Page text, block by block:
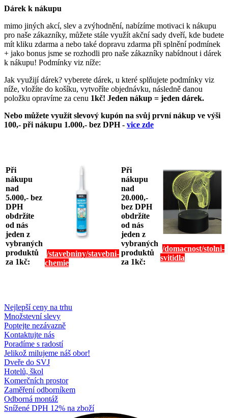
Dárek k nákupu
mimo jiných akcí, slev a zvýhodnění, nabízíme motivaci k nákupu
pro naše zákazníky, můžete stále využít akční sady dveří, kde budete
mít kliku zdarma a nebo také dopravu zdarma při splnění podmínek
+ jako bonus jsme se rozhodli pro naše zákazníky nabídnout i dárek
k nákupu! Podmínky viz níže:
Jak využijí dárek? vyberete dárek, u které splňujete podmínky viz
níže, vložíte do košíku, vytvoříte objednávku, následně danou
položku opravíme za cenu 1kč! Jeden nákup = jeden dárek.
Nebo můžete využít slevový kupón na svůj první nákup ve výši
100,- při nákupu 1.000,- bez DPH - vice zde
Při
nákupu
nad
5.000,- bez
DPH
obdržíte
od nás
jeden z
vybraných
produktů
za 1kč:
/stavebniny/stavebni-
chemie
Při
nákupu
nad
20.000,-
bez DPH
obdržíte
od nás
jeden z
vybraných
produktů
za 1kč:
/domacnost/stolni-
svitidla
Nejlepší ceny na trhu
Množstevní slevy
Poptejte nezávazně
Kontaktujte nás
Poradíme s radostí
Jelikož milujeme náš obor!
Dveře do SVJ
Hotelů, škol
Komerčních prostor
Zaměření odborníkem
Odborná montáž
Snížené DPH 12% na zboží